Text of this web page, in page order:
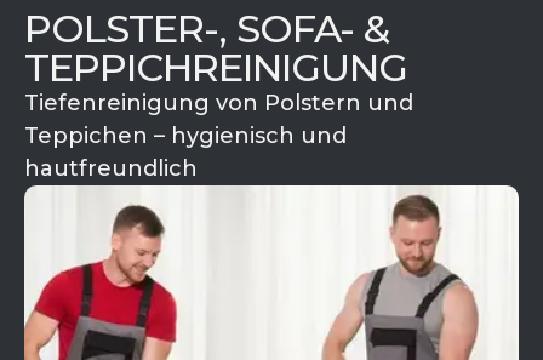
POLSTER-, SOFA- &
TEPPICHREINIGUNG
Tiefenreinigung von Polstern und
Teppichen – hygienisch und
hautfreundlich